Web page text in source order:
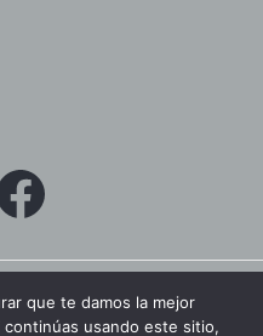
que te damos la mejor
usando este sitio,